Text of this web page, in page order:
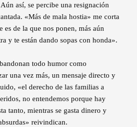
así, se percibe una resignación
«Más de mala hostia» me corta
es de la que nos ponen, más aún
y te están dando sopas con honda».
todo humor como
una vez más, un mensaje directo y
«el derecho de las familias a
no entendemos porque hay
tanto, mientras se gasta dinero y
reivindican.